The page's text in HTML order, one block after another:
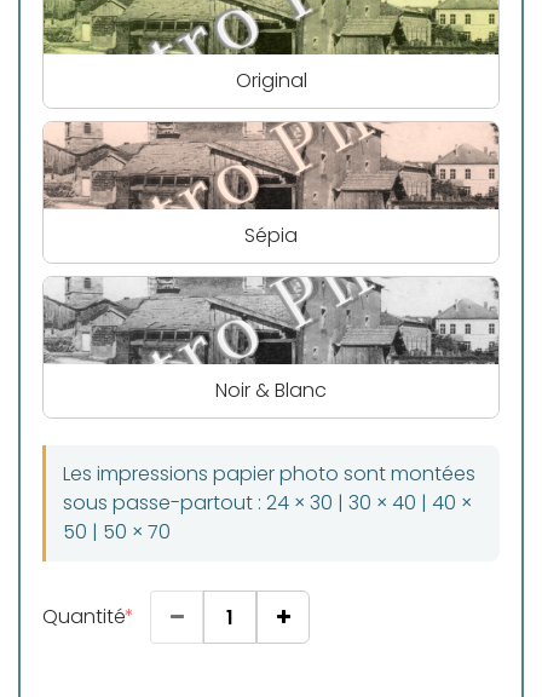
Original
Sépia
Noir & Blanc
Les impressions papier photo sont montées
sous passe-partout : 24 × 30 | 30 × 40 | 40 ×
50 | 50 × 70
Quantité